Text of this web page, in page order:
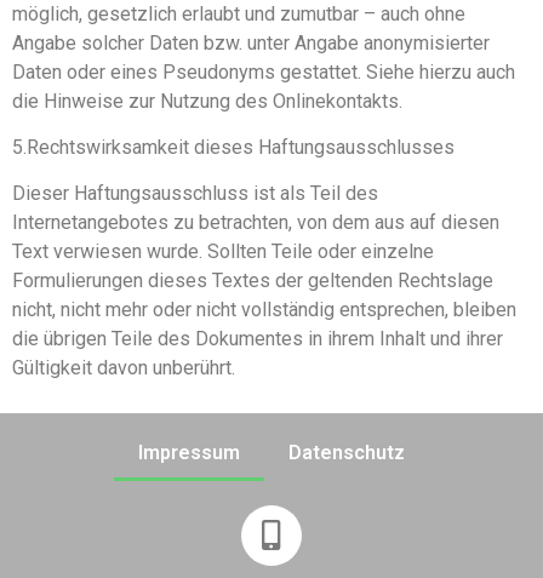
möglich, gesetzlich erlaubt und zumutbar – auch ohne
Angabe solcher Daten bzw. unter Angabe anonymisierter
Daten oder eines Pseudonyms gestattet. Siehe hierzu auch
die Hinweise zur Nutzung des Onlinekontakts.
5.Rechtswirksamkeit dieses Haftungsausschlusses
Dieser Haftungsausschluss ist als Teil des
Internetangebotes zu betrachten, von dem aus auf diesen
Text verwiesen wurde. Sollten Teile oder einzelne
Formulierungen dieses Textes der geltenden Rechtslage
nicht, nicht mehr oder nicht vollständig entsprechen, bleiben
die übrigen Teile des Dokumentes in ihrem Inhalt und ihrer
Gültigkeit davon unberührt.
Impressum Datenschutz